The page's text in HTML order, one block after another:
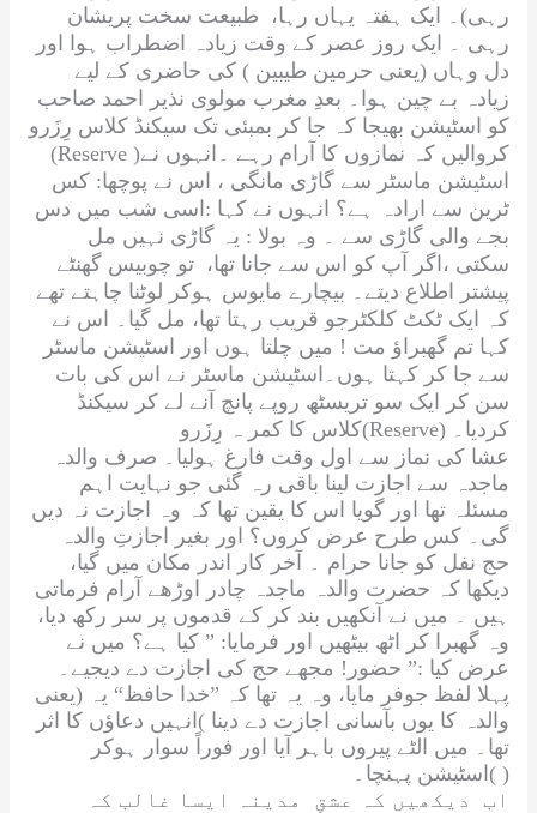
رہی)۔ ایک ہفتہ یہاں رہا، طبیعت سخت پریشان
رہی ۔ ایک روز عصر کے وقت زیادہ اضطراب ہوا اور
دل وہاں (یعنی حرمین طیبین ) کی حاضری کے لیے
زیادہ بے چین ہوا۔ بعدِ مغرب مولوی نذیر احمد صاحب
کو اسٹیشن بھیجا کہ جا کر بمبئی تک سیکنڈ کلاس رِزَرو
(Reserve )کروالیں کہ نمازوں کا آرام رہے ۔انہوں نے
اسٹیشن ماسٹر سے گاڑی مانگی ، اس نے پوچھا: کس
ٹرین سے ارادہ ہے؟ انہوں نے کہا :اسی شب میں دس
بجے والی گاڑی سے ۔ وہ بولا : یہ گاڑی نہیں مل
سکتی ،اگر آپ کو اس سے جانا تھا، تو چوبیس گھنٹے
پیشتر اطلاع دیتے۔ بیچارے مایوس ہوکر لوٹنا چاہتے تھے
کہ ایک ٹکٹ کلکٹرجو قریب رہتا تھا، مل گیا۔ اس نے
کہا تم گھبراؤ مت ! میں چلتا ہوں اور اسٹیشن ماسٹر
سے جا کر کہتا ہوں۔اسٹیشن ماسٹر نے اس کی بات
سن کر ایک سو تریسٹھ روپے پانچ آنے لے کر سیکنڈ
کلاس کا کمر ہ رِزَرو(Reserve
) کردیا۔
ماجدہ سے اجازت لینا باقی رہ گئی جو نہایت اہم
مسئلہ تھا اور گویا اس کا یقین تھا کہ وہ اجازت نہ دیں
گی۔ کس طرح عرض کروں؟ اور بغیر اجازتِ والدہ
حج نفل کو جانا حرام ۔ آخر کار اندر مکان میں گیا،
دیکھا کہ حضرت والدہ ماجدہ چادر اوڑھے آرام فرماتی
ہیں ۔ میں نے آنکھیں بند کر کے قدموں پر سر رکھ دیا،
وہ گھبرا کر اٹھ بیٹھیں اور فرمایا: ” کیا ہے؟ میں نے
عرض کیا :” حضور! مجھے حج کی اجازت دے دیجیے۔
پہلا لفظ جوفر مایا، وہ یہ تھا کہ ”خدا حافظ“ یہ (یعنی
والدہ کا یوں بآسانی اجازت دے دینا )انہیں دعاؤں کا اثر
تھا۔ میں الٹے پیروں باہر آیا اور فوراً سوار ہوکر
اسٹیشن پہنچا۔( )
اب دیکھیں کہ عشقِ مدینہ ایسا غالب کہ